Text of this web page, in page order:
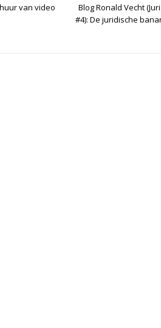
van video
Blog Ronald Vecht
#4): De juridische